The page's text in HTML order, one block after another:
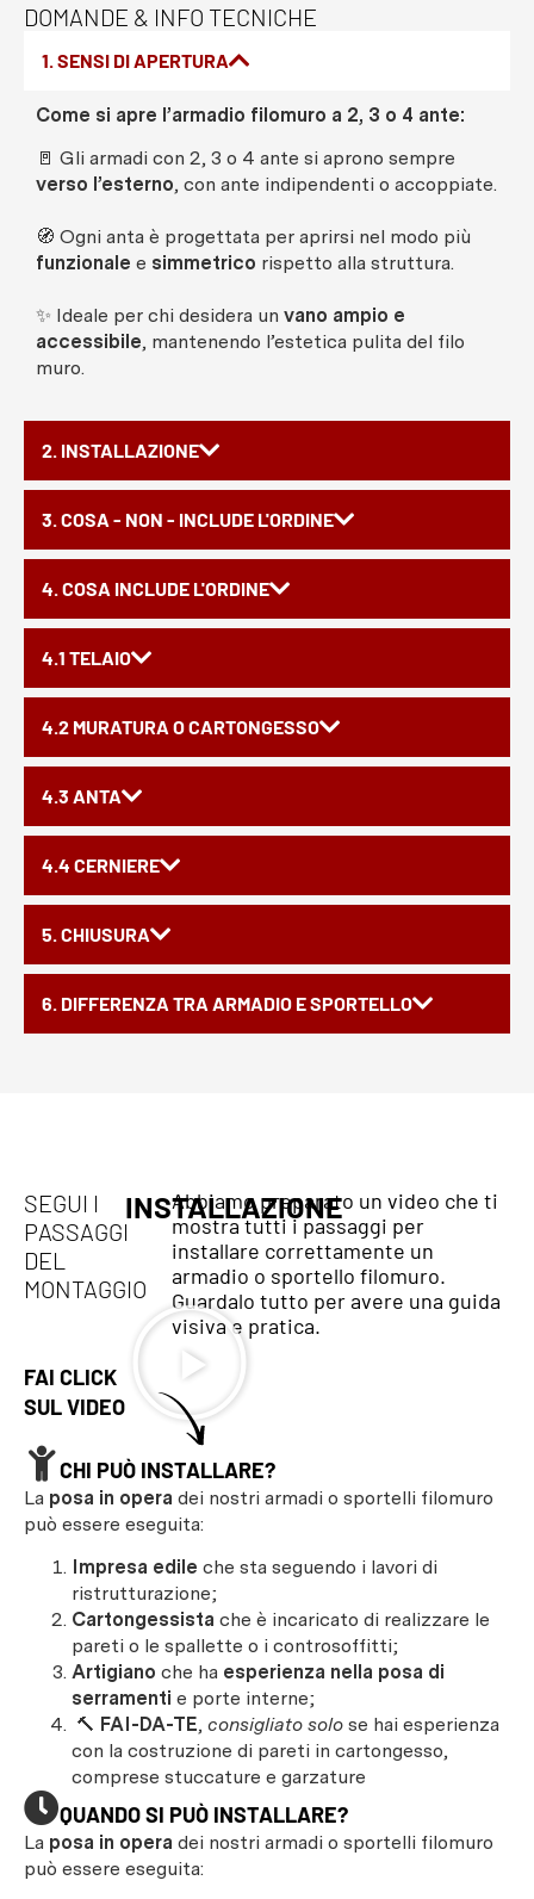
DOMANDE & INFO TECNICHE
1. SENSI DI APERTURA
2. INSTALLAZIONE
3. COSA - NON - INCLUDE L'ORDINE
4. COSA INCLUDE L'ORDINE
4.1 TELAIO
4.2 MURATURA O CARTONGESSO
4.3 ANTA
4.4 CERNIERE
5. CHIUSURA
6. DIFFERENZA TRA ARMADIO E SPORTELLO
Come si apre l’armadio filomuro a 2, 3 o 4 ante:
🚪 Gli armadi con 2, 3 o 4 ante si aprono sempre
verso l’esterno, con ante indipendenti o accoppiate.
🧭 Ogni anta è progettata per aprirsi nel modo più
funzionale e simmetrico rispetto alla struttura.
✨ Ideale per chi desidera un vano ampio e
accessibile, mantenendo l’estetica pulita del filo
muro.
SEGUI I
PASSAGGI
DEL
MONTAGGIO
INSTALLAZIONE
Abbiamo preparato un video che ti
mostra tutti i passaggi per
installare correttamente un
armadio o sportello filomuro.
Guardalo tutto per avere una guida
visiva e pratica.
FAI CLICK
SUL VIDEO
CHI PUÒ INSTALLARE?
La posa in opera dei nostri armadi o sportelli filomuro
può essere eseguita:
Impresa edile che sta seguendo i lavori di
ristrutturazione;
Cartongessista che è incaricato di realizzare le
pareti o le spallette o i controsoffitti;
Artigiano che ha esperienza nella posa di
serramenti e porte interne;
🔨 FAI-DA-TE, consigliato solo se hai esperienza
con la costruzione di pareti in cartongesso,
comprese stuccature e garzature
QUANDO SI PUÒ INSTALLARE?
La posa in opera dei nostri armadi o sportelli filomuro
può essere eseguita: